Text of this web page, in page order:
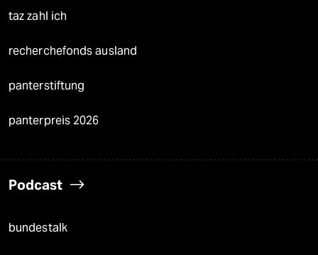
taz zahl ich
recherchefonds ausland
panterstiftung
panterpreis 2026
Podcast
bundestalk